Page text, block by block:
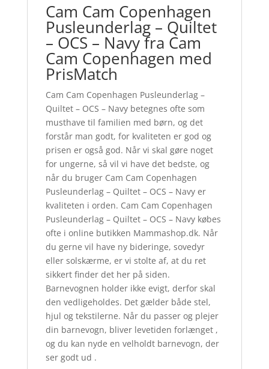
Cam Cam Copenhagen
Pusleunderlag – Quiltet
– OCS – Navy fra Cam
Cam Copenhagen med
PrisMatch
Cam Cam Copenhagen Pusleunderlag –
Quiltet – OCS – Navy betegnes ofte som
musthave til familien med børn, og det
forstår man godt, for kvaliteten er god og
prisen er også god. Når vi skal gøre noget
for ungerne, så vil vi have det bedste, og
når du bruger Cam Cam Copenhagen
Pusleunderlag – Quiltet – OCS – Navy er
kvaliteten i orden. Cam Cam Copenhagen
Pusleunderlag – Quiltet – OCS – Navy købes
ofte i online butikken Mammashop.dk. Når
du gerne vil have ny bideringe, sovedyr
eller solskærme, er vi stolte af, at du ret
sikkert finder det her på siden.
Barnevognen holder ikke evigt, derfor skal
den vedligeholdes. Det gælder både stel,
hjul og tekstilerne. Når du passer og plejer
din barnevogn, bliver levetiden forlænget ,
og du kan nyde en velholdt barnevogn, der
ser godt ud .